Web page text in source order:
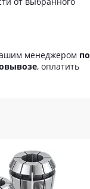
менеджером по
, оплатить